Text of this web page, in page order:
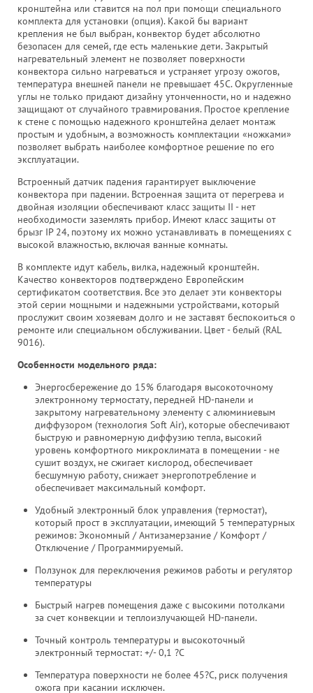
кронштейна или ставится на пол при помощи специального
комплекта для установки (опция). Какой бы вариант
крепления не был выбран, конвектор будет абсолютно
безопасен для семей, где есть маленькие дети. Закрытый
нагревательный элемент не позволяет поверхности
конвектора сильно нагреваться и устраняет угрозу ожогов,
температура внешней панели не превышает 45С. Округленные
углы не только придают дизайну утонченности, но и надежно
защищают от случайного травмирования. Простое крепление
к стене с помощью надежного кронштейна делает монтаж
простым и удобным, а возможность комплектации «ножками»
позволяет выбрать наиболее комфортное решение по его
эксплуатации.
Встроенный датчик падения гарантирует выключение
конвектора при падении. Встроенная защита от перегрева и
двойная изоляции обеспечивают класс защиты II - нет
необходимости заземлять прибор. Имеют класс защиты от
брызг IP 24, поэтому их можно устанавливать в помещениях с
высокой влажностью, включая ванные комнаты.
В комплекте идут кабель, вилка, надежный кронштейн.
Качество конвекторов подтверждено Европейским
сертификатом соответствия. Все это делает эти конвекторы
этой серии мощными и надежными устройствами, который
прослужит своим хозяевам долго и не заставят беспокоиться о
ремонте или специальном обслуживании. Цвет - белый (RAL
9016).
Особенности модельного ряда:
Энергосбережение до 15% благодаря высокоточному
электронному термостату, передней HD-панели и
закрытому нагревательному элементу с алюминиевым
диффузором (технология Soft Air), которые обеспечивают
быструю и равномерную диффузию тепла, высокий
уровень комфортного микроклимата в помещении - не
сушит воздух, не сжигает кислород, обеспечивает
бесшумную работу, снижает энергопотребление и
обеспечивает максимальный комфорт.
Удобный электронный блок управления (термостат),
который прост в эксплуатации, имеющий 5 температурных
режимов: Экономный / Антизамерзание / Комфорт /
Отключение / Программируемый.
Ползунок для переключения режимов работы и регулятор
температуры
Быстрый нагрев помещения даже с высокими потолками
за счет конвекции и теплоизлучающей HD-панели.
Точный контроль температуры и высокоточный
электронный термостат: +/- 0,1 ?С
Температура поверхности не более 45?С, риск получения
ожога при касании исключен.